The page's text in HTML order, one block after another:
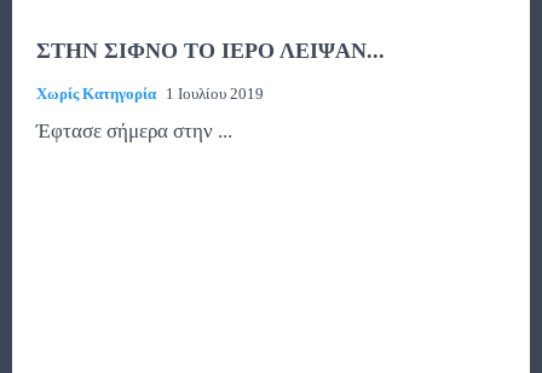
ΣΤΗΝ ΣΙΦΝΟ ΤΟ ΙΕΡΟ ΛΕΙΨΑΝ...
Χωρίς Κατηγορία 1 Ιουλίου 2019
Έφτασε σήμερα στην ...